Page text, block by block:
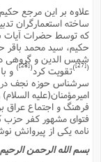
علاوه بر این مرجع
ساخته استعمارگران
که توسط حضرات آیات
حکیم، سید محمد
شمس الدین و گروهى[27]
)تقویت کرد(
[28]
)و با
سرشناس حوزه نجف در
امیرمؤمنان(علیه
فرهنگ و اجتماع عراق
فتواى مشهور کفر حزب
نامه یکى از پیروانش
بسم الله الرحمن الرحیم